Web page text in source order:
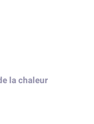
la chaleur